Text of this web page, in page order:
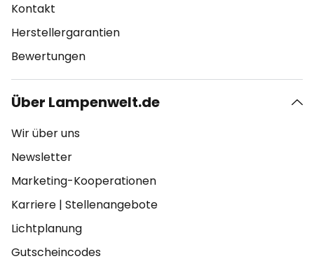
Kontakt
Herstellergarantien
Bewertungen
Über Lampenwelt.de
Wir über uns
Newsletter
Marketing-Kooperationen
Karriere | Stellenangebote
Lichtplanung
Gutscheincodes